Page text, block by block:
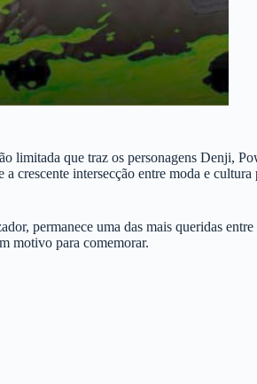
limitada que traz os personagens Denji,
crescente intersecção entre moda e
permanece uma das mais queridas
motivo para comemorar.